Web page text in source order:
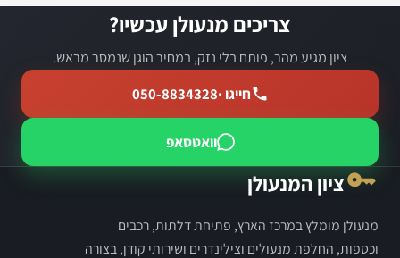
צריכים מנעולן עכשיו?
ציון מגיע מהר, פותח בלי נזק, במחיר הוגן שנמסר מראש.
חייגו ·050-8834328
וואטסאפ
ציון המנעולן
מנעולן מומלץ במרכז הארץ, פתיחת דלתות, רכבים
וכספות, החלפת מנעולים וצילינדרים ושירותי קודן, בצורה